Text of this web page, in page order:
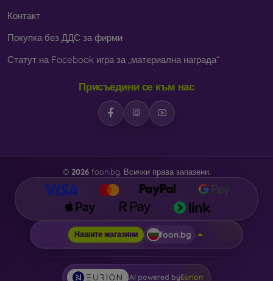
Контакт
Покупка без ДДС за фирми
Статут на Facebook игра за „материална награда“
Присъедини се към нас
© 2026 foon.bg. Всички права запазени.
Нашите магазини foon.bg
AI powered byEurion